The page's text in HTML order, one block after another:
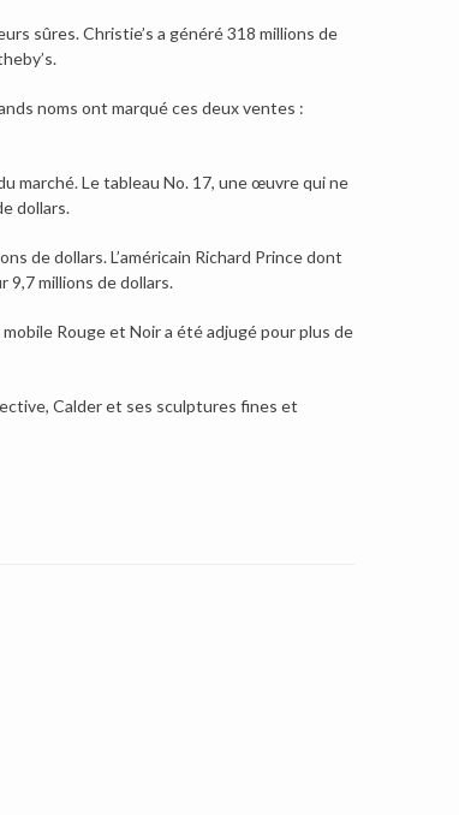
sûres. Christie’s a généré 318 millions de
noms ont marqué ces deux ventes :
marché. Le tableau No. 17, une œuvre qui ne
dollars.
de dollars. L’américain Richard Prince dont
9,7 millions de dollars.
Rouge et Noir a été adjugé pour plus de
Calder et ses sculptures fines et